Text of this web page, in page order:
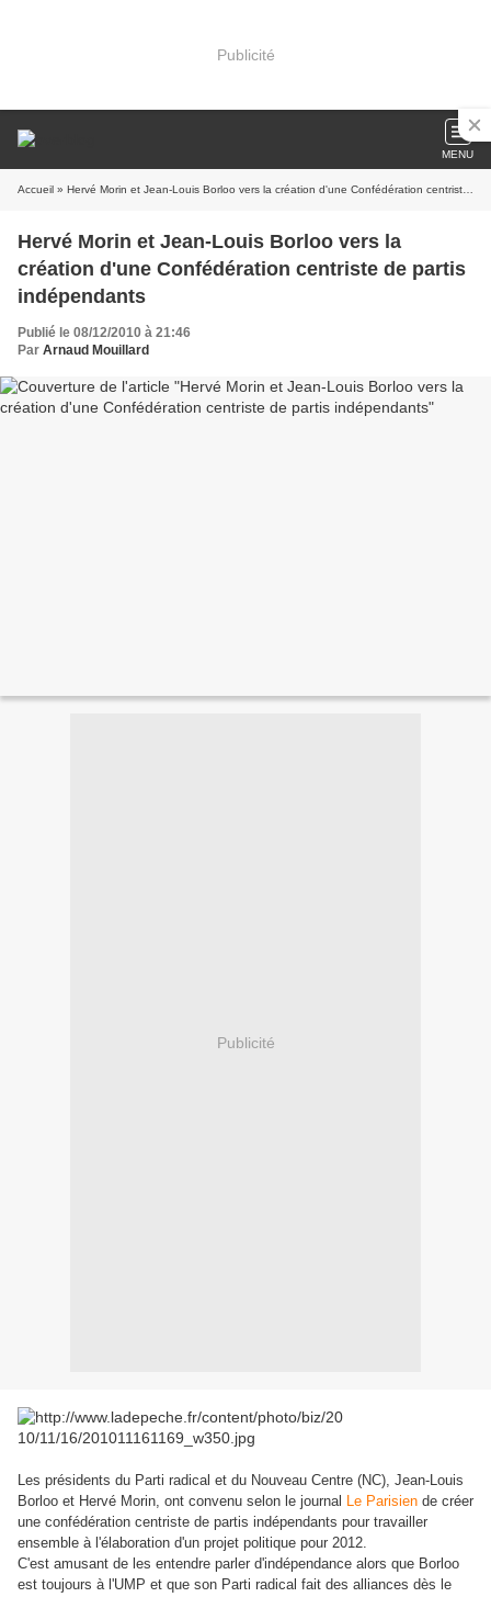
Publicité
MENU
Accueil » Hervé Morin et Jean-Louis Borloo vers la création d'une Confédération centriste de partis indépendants
Hervé Morin et Jean-Louis Borloo vers la
création d'une Confédération centriste de partis
indépendants
Publié le 08/12/2010 à 21:46
Par Arnaud Mouillard
Publicité
Les présidents du Parti radical et du Nouveau Centre (NC), Jean-Louis
Borloo et Hervé Morin, ont convenu selon le journal Le Parisien de créer
une confédération centriste de partis indépendants pour travailler
ensemble à l'élaboration d'un projet politique pour 2012.
C'est amusant de les entendre parler d'indépendance alors que Borloo
est toujours à l'UMP et que son Parti radical fait des alliances dès le